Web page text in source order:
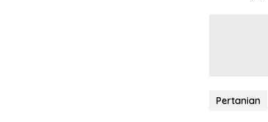
Pertanian